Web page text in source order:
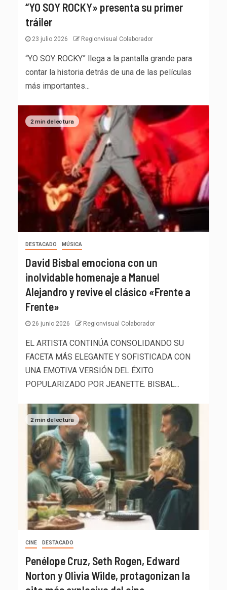
“YO SOY ROCKY» presenta su primer
tráiler
23 julio 2026 Regionvisual Colaborador
“YO SOY ROCKY” llega a la pantalla grande para
contar la historia detrás de una de las películas
más importantes...
2 min de lectura
DESTACADO MÚSICA
David Bisbal emociona con un
inolvidable homenaje a Manuel
Alejandro y revive el clásico «Frente a
Frente»
26 junio 2026 Regionvisual Colaborador
EL ARTISTA CONTINÚA CONSOLIDANDO SU
FACETA MÁS ELEGANTE Y SOFISTICADA CON
UNA EMOTIVA VERSIÓN DEL ÉXITO
POPULARIZADO POR JEANETTE. BISBAL...
2 min de lectura
CINE DESTACADO
Penélope Cruz, Seth Rogen, Edward
Norton y Olivia Wilde, protagonizan la